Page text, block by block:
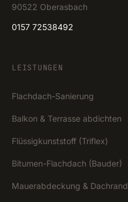
90522 Oberasbach
0157 72538492
LEISTUNGEN
Flachdach-Sanierung
Balkon & Terrasse abdichten
Flüssigkunststoff (Triflex)
Bitumen-Flachdach (Bauder)
Mauerabdeckung & Dachrand